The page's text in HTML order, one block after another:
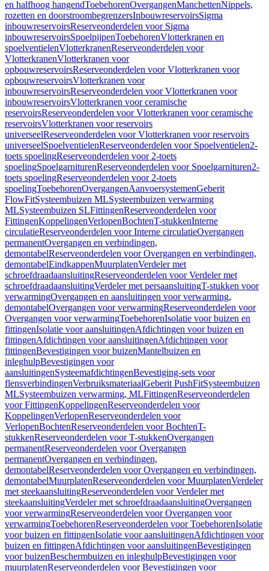
en halfhoog hangendToebehorenOvergangenManchettenNippels,
rozetten en doorstroombegrenzersInbouwreservoirsSigma
inbouwreservoirsReserveonderdelen voor Sigma
inbouwreservoirsSpoelpijpenToebehorenVlotterkranen en
spoelventielenVlotterkranenReserveonderdelen voor
VlotterkranenVlotterkranen voor
opbouwreservoirsReserveonderdelen voor Vlotterkranen voor
opbouwreservoirsVlotterkranen voor
inbouwreservoirsReserveonderdelen voor Vlotterkranen voor
inbouwreservoirsVlotterkranen voor ceramische
reservoirsReserveonderdelen voor Vlotterkranen voor ceramische
reservoirsVlotterkranen voor reservoirs
universeelReserveonderdelen voor Vlotterkranen voor reservoirs
universeelSpoelventielenReserveonderdelen voor Spoelventielen2-
toets spoelingReserveonderdelen voor 2-toets
spoelingSpoelgarniturenReserveonderdelen voor Spoelgarnituren2-
toets spoelingReserveonderdelen voor 2-toets
spoelingToebehorenOvergangenAanvoersystemenGeberit
FlowFitSysteembuizen MLSysteembuizen verwarming
MLSysteembuizen SLFittingenReserveonderdelen voor
FittingenKoppelingenVerlopenBochtenT-stukkenInterne
circulatieReserveonderdelen voor Interne circulatieOvergangen
permanentOvergangen en verbindingen,
demontabelReserveonderdelen voor Overgangen en verbindingen,
demontabelEindkappenMuurplatenVerdeler met
schroefdraadaansluitingReserveonderdelen voor Verdeler met
schroefdraadaansluitingVerdeler met persaansluitingT-stukken voor
verwarmingOvergangen en aansluitingen voor verwarming,
demontabelOvergangen voor verwarmingReserveonderdelen voor
Overgangen voor verwarmingToebehorenIsolatie voor buizen en
fittingenIsolatie voor aansluitingenAfdichtingen voor buizen en
fittingenAfdichtingen voor aansluitingenAfdichtingen voor
fittingenBevestigingen voor buizenMantelbuizen en
inleghulpBevestigingen voor
aansluitingenSysteemafdichtingenBevestiging-sets voor
flensverbindingenVerbruiksmateriaalGeberit PushFitSysteembuizen
MLSysteembuizen verwarming, MLFittingenReserveonderdelen
voor FittingenKoppelingenReserveonderdelen voor
KoppelingenVerlopenReserveonderdelen voor
VerlopenBochtenReserveonderdelen voor BochtenT-
stukkenReserveonderdelen voor T-stukkenOvergangen
permanentReserveonderdelen voor Overgangen
permanentOvergangen en verbindingen,
demontabelReserveonderdelen voor Overgangen en verbindingen,
demontabelMuurplatenReserveonderdelen voor MuurplatenVerdeler
met steekaansluitingReserveonderdelen voor Verdeler met
steekaansluitingVerdeler met schroefdraadaansluitingOvergangen
voor verwarmingReserveonderdelen voor Overgangen voor
verwarmingToebehorenReserveonderdelen voor ToebehorenIsolatie
voor buizen en fittingenIsolatie voor aansluitingenAfdichtingen voor
buizen en fittingenAfdichtingen voor aansluitingenBevestigingen
voor buizenBeschermbuizen en inleghulpBevestigingen voor
muurplatenReserveonderdelen voor Bevestigingen voor